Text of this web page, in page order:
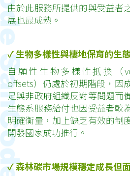
由於此服務所提供的與受益者
展也最成熟。
✓生物多樣性與棲地保育的生
自願性生物多樣性抵換（
offsets）仍處於初期階段，因
足與非政府組織反對等問題而
生態系服務給付也因受益者較
明確衡量，加上缺乏有效的制
開發國家成功推行。
✓森林碳市場規模穩定成長但